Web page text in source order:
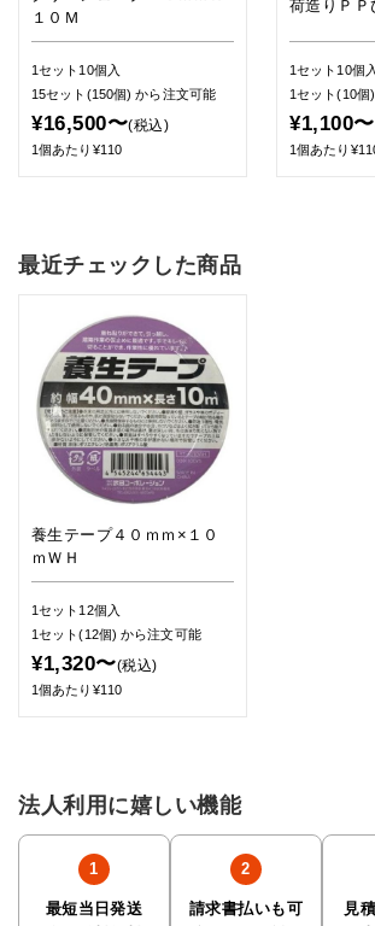
１０Ｍ
1セット10個入
15セット(150個)から注文可能
¥16,500〜(税込)
1個あたり¥110
荷造りＰＰ
1セット10個入
1セット(10
¥1,100〜
1個あたり
最近チェックした商品
養生テープ４０ｍｍ×１０
ｍＷＨ
1セット12個入
1セット(12個)から注文可能
¥1,320〜(税込)
1個あたり¥110
法人利用に嬉しい機能
最短当日発送 請求書払いも可 見